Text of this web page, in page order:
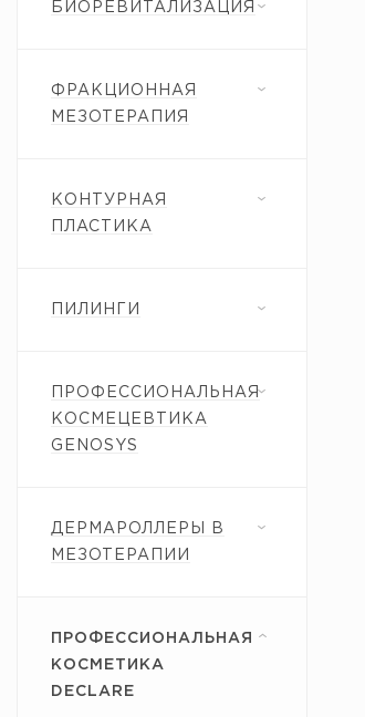
БИОРЕВИТАЛИЗАЦИЯ
ФРАКЦИОННАЯ
МЕЗОТЕРАПИЯ
КОНТУРНАЯ
ПЛАСТИКА
ПИЛИНГИ
ПРОФЕССИОНАЛЬНАЯ
КОСМЕЦЕВТИКА
GENOSYS
ДЕРМАРОЛЛЕРЫ В
МЕЗОТЕРАПИИ
ПРОФЕССИОНАЛЬНАЯ
КОСМЕТИКА
DECLARE